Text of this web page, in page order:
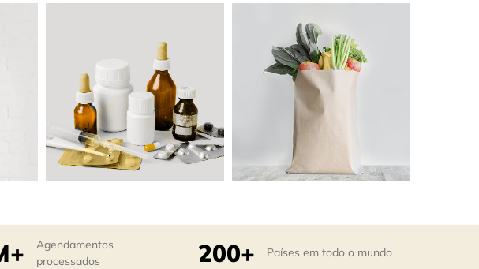
Agendamentos
processados
200+ Países em todo o mundo